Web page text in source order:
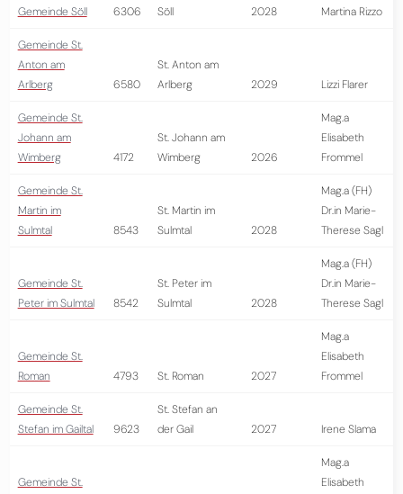
Gemeinde Söll 6306 Söll 2028
Martina Rizzo
Gemeinde St.
Anton am
Arlberg
6580
St. Anton am
Arlberg
2029 Lizzi Flarer
Gemeinde St.
Johann am
Wimberg
4172
St. Johann am
Wimberg
2026
Mag.a
Elisabeth
Frommel
Gemeinde St.
Martin im
Sulmtal
8543
St. Martin im
Sulmtal
2028
Mag.a (FH)
Dr.in Marie-
Therese Sagl
Gemeinde St.
Peter im Sulmtal
8542
St. Peter im
Sulmtal
2028
Mag.a (FH)
Dr.in Marie-
Therese Sagl
Gemeinde St.
Roman
4793 St. Roman 2027
Mag.a
Elisabeth
Frommel
Gemeinde St.
Stefan im Gailtal
9623
St. Stefan an
der Gail
2027 Irene Slama
Gemeinde St.
Mag.a
Elisabeth